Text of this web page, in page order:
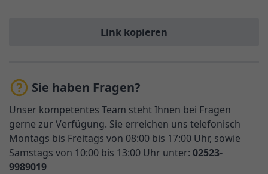
Link kopieren
Sie haben Fragen?
Unser kompetentes Team steht Ihnen bei Fragen
gerne zur Verfügung. Sie erreichen uns telefonisch
Montags bis Freitags von 08:00 bis 17:00 Uhr, sowie
Samstags von 10:00 bis 13:00 Uhr unter: 02523-
9989019